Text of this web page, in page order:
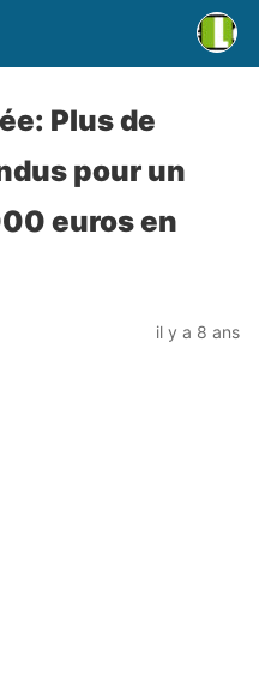
Plus de
pour un
euros en
il y a 8 ans